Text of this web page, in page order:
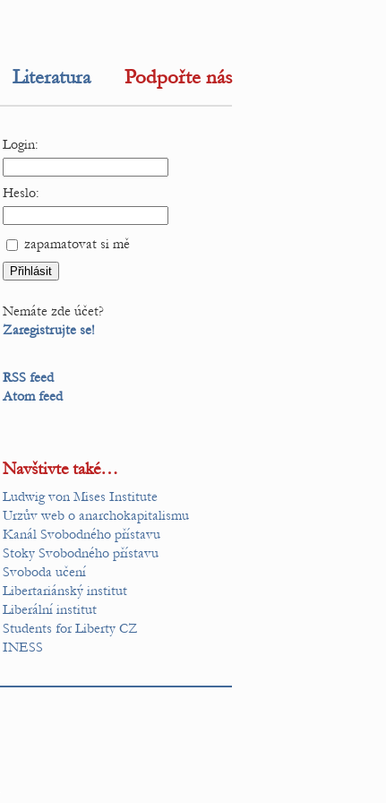
Literatura Podpořte nás
Login:
Heslo:
zapamatovat si mě
Nemáte zde účet?
Zaregistrujte se!
RSS feed
Atom feed
Navštivte také…
Ludwig von Mises Institute
Urzův web o anarchokapitalismu
Kanál Svobodného přístavu
Stoky Svobodného přístavu
Svoboda učení
Libertariánský institut
Liberální institut
Students for Liberty CZ
INESS